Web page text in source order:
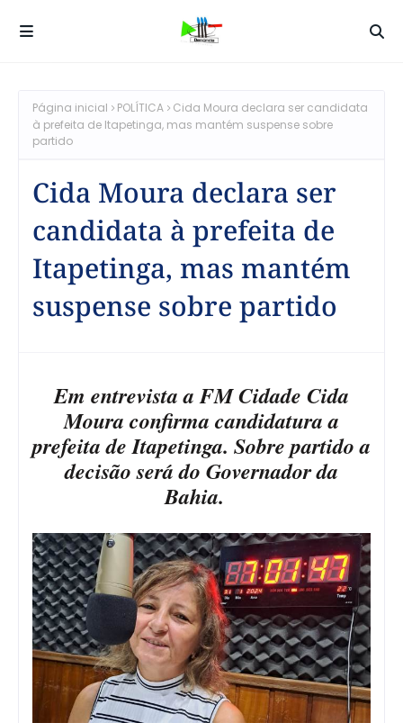
Página inicial POLÍTICA
Cida Moura declara ser candidata
à prefeita de Itapetinga, mas mantém suspense sobre
partido
Cida Moura declara ser
candidata à prefeita de
Itapetinga, mas mantém
suspense sobre partido
Em entrevista a FM Cidade Cida
Moura confirma candidatura a
prefeita de Itapetinga. Sobre partido a
decisão será do Governador da
Bahia.